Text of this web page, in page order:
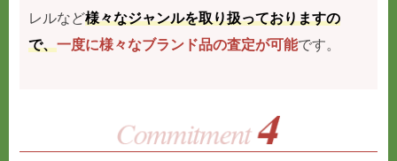
レルなど様々なジャンルを取り扱っておりますの
で、一度に様々なブランド品の査定が可能です。